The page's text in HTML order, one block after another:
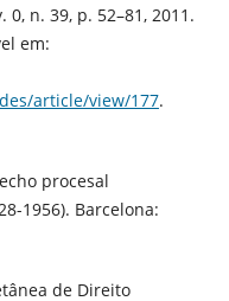
0, n. 39, p. 52–81, 2011.
em:
article/view/177.
procesal
1956). Barcelona:
de Direito